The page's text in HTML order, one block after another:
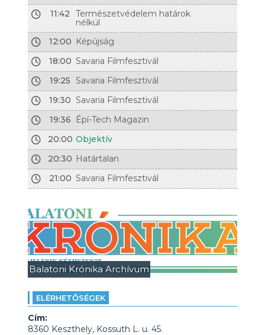
11:42
Természetvédelem határok
nélkül
12:00 Képújság
18:00 Savaria Filmfesztivál
19:25
Savaria Filmfesztivál
19:30 Savaria Filmfesztivál
19:36
Épí-Tech Magazin
20:00 Objektív
20:30 Határtalan
21:00 Savaria Filmfesztivál
Balatoni Krónika Archívum
ELÉRHETŐSÉGEK
Cím:
8360 Keszthely, Kossuth L. u. 45.